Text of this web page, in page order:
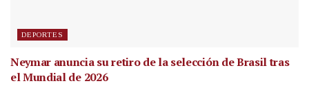
DEPORTES
Neymar anuncia su retiro de la selección de Brasil tras
el Mundial de 2026